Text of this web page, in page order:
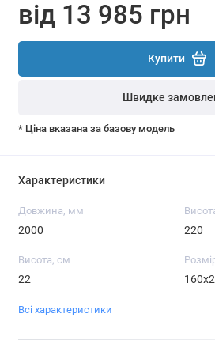
від 13 985 грн
Купити
Швидке
* Ціна вказана за базову модель
Характеристики
Довжина, мм
2000 220
Висота, см
22
Всі характеристики